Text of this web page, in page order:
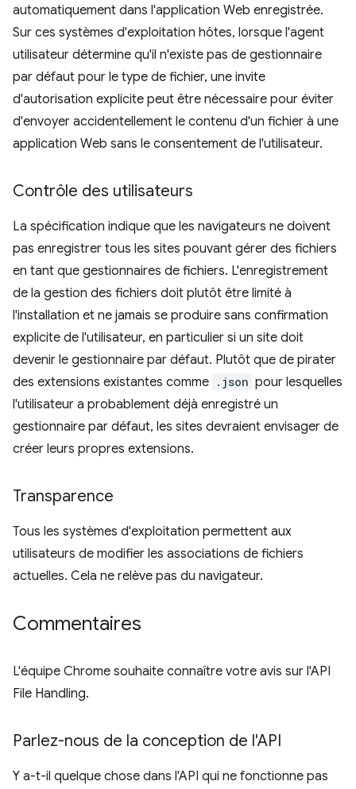
automatiquement dans l'application Web enregistrée.
Sur ces systèmes d'exploitation hôtes, lorsque l'agent
utilisateur détermine qu'il n'existe pas de gestionnaire
par défaut pour le type de fichier, une invite
d'autorisation explicite peut être nécessaire pour éviter
d'envoyer accidentellement le contenu d'un fichier à une
application Web sans le consentement de l'utilisateur.
Contrôle des utilisateurs
La spécification indique que les navigateurs ne doivent
pas enregistrer tous les sites pouvant gérer des fichiers
en tant que gestionnaires de fichiers. L'enregistrement
de la gestion des fichiers doit plutôt être limité à
l'installation et ne jamais se produire sans confirmation
explicite de l'utilisateur, en particulier si un site doit
devenir le gestionnaire par défaut. Plutôt que de pirater
des extensions existantes comme .json pour lesquelles
l'utilisateur a probablement déjà enregistré un
gestionnaire par défaut, les sites devraient envisager de
créer leurs propres extensions.
Transparence
Tous les systèmes d'exploitation permettent aux
utilisateurs de modifier les associations de fichiers
actuelles. Cela ne relève pas du navigateur.
Commentaires
L'équipe Chrome souhaite connaître votre avis sur l'API
File Handling.
Parlez-nous de la conception de l'API
Y a-t-il quelque chose dans l'API qui ne fonctionne pas